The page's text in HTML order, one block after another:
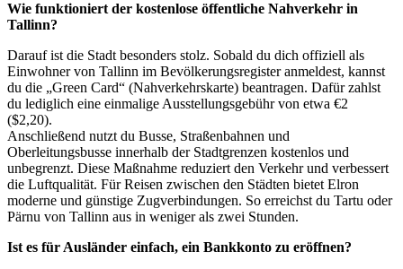
Wie funktioniert der kostenlose öffentliche Nahverkehr in
Tallinn?
Darauf ist die Stadt besonders stolz. Sobald du dich offiziell als
Einwohner von Tallinn im Bevölkerungsregister anmeldest, kannst
du die „Green Card“ (Nahverkehrskarte) beantragen. Dafür zahlst
du lediglich eine einmalige Ausstellungsgebühr von etwa €2
($2,20).
Anschließend nutzt du Busse, Straßenbahnen und
Oberleitungsbusse innerhalb der Stadtgrenzen kostenlos und
unbegrenzt. Diese Maßnahme reduziert den Verkehr und verbessert
die Luftqualität. Für Reisen zwischen den Städten bietet Elron
moderne und günstige Zugverbindungen. So erreichst du Tartu oder
Pärnu von Tallinn aus in weniger als zwei Stunden.
Ist es für Ausländer einfach, ein Bankkonto zu eröffnen?